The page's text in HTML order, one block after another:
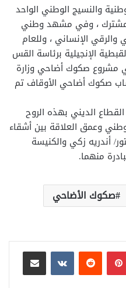
والنسيج الوطني الواحد
، وفي مشهد وطني
الإنساني ، وللعام
الإنجيلية برئاسة القس
مشروع صكوك أضاحي وزارة
صكوك أضاحي الأوقاف تم
الديني بهذه الروح
وعمق العلاقة بين أشقاء
أندريه زكي والكنيسة
منهما.
صكوك الأضاحي
بينتيريست
مشاركة عبر البريد